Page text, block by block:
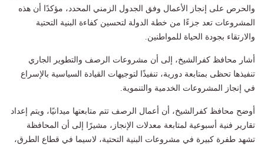
والحرص على إنجاز الأعمال وفق الجدول الزمني المحدد، مؤكدًا أن هذه
المشروعات تعد جزءًا من خطة الدولة لتحسين كفاءة البنية التحتية
والارتقاء بجودة الحياة للمواطنين.
أشار محافظ كفرالشيخ، إلى أن مشروعات الرصف والتطوير الجاري
تنفيذها تحظى بمتابعة دورية، تنفيذًا لتوجيهات القيادة السياسية بالإسراع
في إنجاز المشروعات الخدمية والتنموية.
أوضح محافظ كفرالشيخ، أن أعمال الرصف تتم متابعتها ميدانيًا، ويتم إعداد
تقارير فنية أسبوعية لمتابعة معدلات الإنجاز، مشيرًا إلى أن المحافظة
تشهد طفرة كبيرة في مشروعات البنية التحتية، لاسيما في قطاع الطرق،